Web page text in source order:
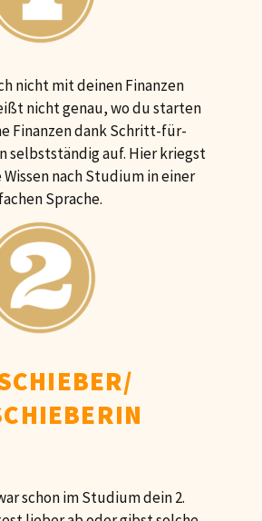
nicht mit deinen Finanzen
nicht genau, wo du starten
Finanzen dank Schritt-für-
selbstständig auf. Hier kriegst
nach Studium in einer
Sprache.
schon im Studium dein 2.